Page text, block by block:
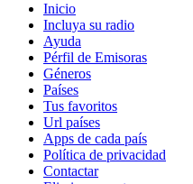
Inicio
Incluya su radio
Ayuda
Pérfil de Emisoras
Géneros
Países
Tus favoritos
Url países
Apps de cada país
Política de privacidad
Contactar